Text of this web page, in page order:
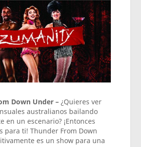
Down Under – ¿Quieres ver
australianos bailando
en un escenario? ¡Entonces
para ti! Thunder From Down
es un show para una